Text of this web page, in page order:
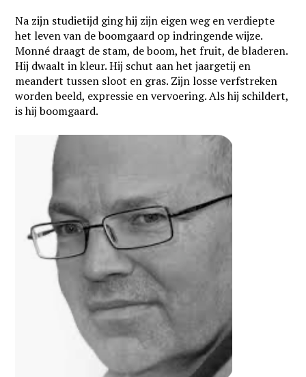
Na zijn studietijd ging hij zijn eigen weg en verdiepte
het leven van de boomgaard op indringende wijze.
Monné draagt de stam, de boom, het fruit, de bladeren.
Hij dwaalt in kleur. Hij schut aan het jaargetij en
meandert tussen sloot en gras. Zijn losse verfstreken
worden beeld, expressie en vervoering. Als hij schildert,
is hij boomgaard.